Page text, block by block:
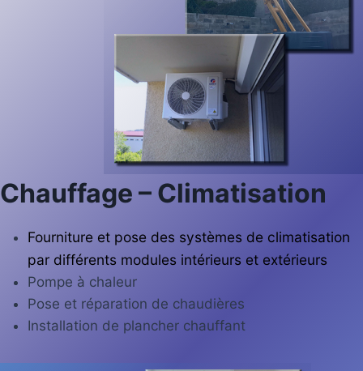
Chauffage – Climatisation
Fourniture et pose des systèmes de climatisation
par différents modules intérieurs et extérieurs
Pompe à chaleur
Pose et réparation de chaudières
Installation de plancher chauffant